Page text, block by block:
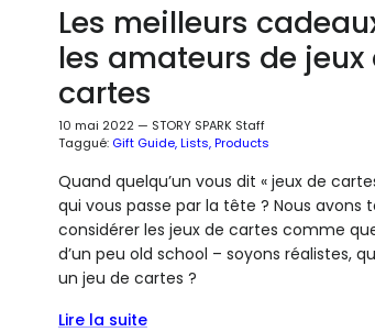
Les meilleurs
les amateurs de jeux
cartes
10 mai 2022— STORY SPARK Staff
Taggué: Gift Guide Lists Products
Quand quelqu’un vous dit « jeux de
qui vous passe par la tête ? Nous avons
considérer les jeux de cartes comme
d’un peu old school – soyons réalistes,
un jeu de cartes ?
Lire la suite